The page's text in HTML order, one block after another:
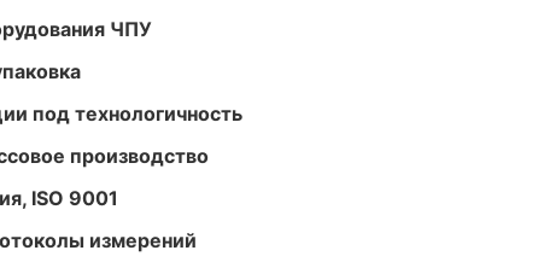
ЧПУ
под технологичность
производство
ISO 9001
измерений